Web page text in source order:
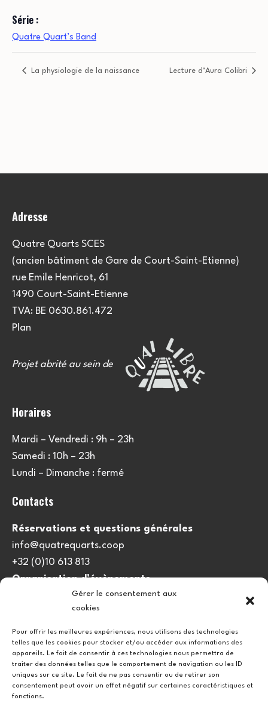
Gérer le consentement aux
cookies
Pour offrir les meilleures expériences, nous utilisons des technologies
telles que les cookies pour stocker et/ou accéder aux informations des
appareils. Le fait de consentir à ces technologies nous permettra de
traiter des données telles que le comportement de navigation ou les ID
uniques sur ce site. Le fait de ne pas consentir ou de retirer son
consentement peut avoir un effet négatif sur certaines caractéristiques et
fonctions.
Série :
Quatre Quart’s Band
La physiologie de la naissance Lecture d’Aura Colibri
Adresse
Quatre Quarts SCES
(ancien bâtiment de Gare de Court-Saint-Etienne)
rue Emile Henricot, 61
1490 Court-Saint-Etienne
TVA: BE 0630.861.472
Plan
Projet abrité au sein de
Horaires
Mardi – Vendredi : 9h – 23h
Samedi : 10h – 23h
Lundi – Dimanche : fermé
Contacts
Réservations et questions générales
info@quatrequarts.coop
+32 (0)10 613 813
Organisation d’évènements
viedulieu@quatrequarts.coop
Politique de cookies (UE)